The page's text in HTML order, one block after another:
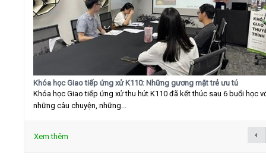
Khóa học Giao tiếp ứng xử K110: Những gương mặt trẻ ưu tú
Khóa học Giao tiếp ứng xử thu hút K110 đã kết thúc sau 6 buổi học
những câu chuyện, những...
Xem thêm